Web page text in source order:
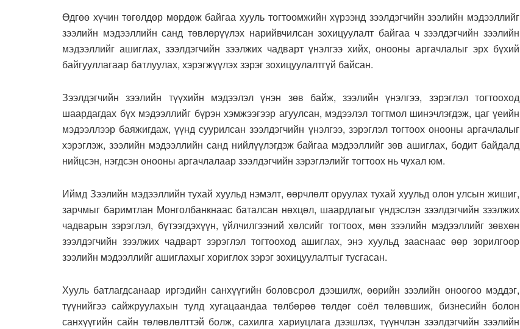
Өдгөө хүчин төгөлдөр мөрдөж байгаа хууль тогтоомжийн хүрээнд зээлдэгчийн зээлийн мэдээллийг
зээлийн мэдээллийн санд төвлөрүүлэх нарийвчилсан зохицуулалт байгаа ч зээлдэгчийн зээлийн
мэдээллийг ашиглах, зээлдэгчийн зээлжих чадварт үнэлгээ хийх, онооны аргачлалыг эрх бүхий
байгууллагаар батлуулах, хэрэгжүүлэх зэрэг зохицуулалтгүй байсан.
Зээлдэгчийн зээлийн түүхийн мэдээлэл үнэн зөв байж, зээлийн үнэлгээ, зэрэглэл тогтооход
шаардагдах бүх мэдээллийг бүрэн хэмжээгээр агуулсан, мэдээлэл тогтмол шинэчлэгдэж, цаг үеийн
мэдээллээр баяжигдаж, үүнд суурилсан зээлдэгчийн үнэлгээ, зэрэглэл тогтоох онооны аргачлалыг
хэрэглэж, зээлийн мэдээллийн санд нийлүүлэгдэж байгаа мэдээллийг зөв ашиглах, бодит байдалд
нийцсэн, нэгдсэн онооны аргачлалаар зээлдэгчийн зэрэглэлийг тогтоох нь чухал юм.
Иймд Зээлийн мэдээллийн тухай хуульд нэмэлт, өөрчлөлт оруулах тухай хуульд олон улсын жишиг,
зарчмыг баримтлан Монголбанкнаас баталсан нөхцөл, шаардлагыг үндэслэн зээлдэгчийн зээлжих
чадварын зэрэглэл, бүтээгдэхүүн, үйлчилгээний хөлсийг тогтоох, мөн зээлийн мэдээллийг зөвхөн
зээлдэгчийн зээлжих чадварт зэрэглэл тогтооход ашиглах, энэ хуульд зааснаас өөр зорилгоор
зээлийн мэдээллийг ашиглахыг хориглох зэрэг зохицуулалтыг тусгасан.
Хууль батлагдсанаар иргэдийн санхүүгийн боловсрол дээшилж, өөрийн зээлийн оноогоо мэддэг,
түүнийгээ сайжруулахын тулд хугацаандаа төлбөрөө төлдөг соёл төлөвшиж, бизнесийн болон
санхүүгийн сайн төлөвлөлттэй болж, сахилга хариуцлага дээшлэх, түүнчлэн зээлдэгчийн зээлийн